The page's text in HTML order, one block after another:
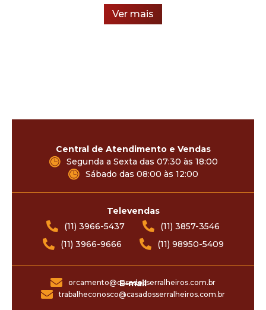
Ver mais
Central de Atendimento e Vendas
Segunda a Sexta das 07:30 às 18:00
Sábado das 08:00 às 12:00
Televendas
(11) 3966-5437
(11) 3857-3546
(11) 3966-9666
(11) 98950-5409
E-mail
orcamento@casadosserralheiros.com.br
trabalheconosco@casadosserralheiros.com.br